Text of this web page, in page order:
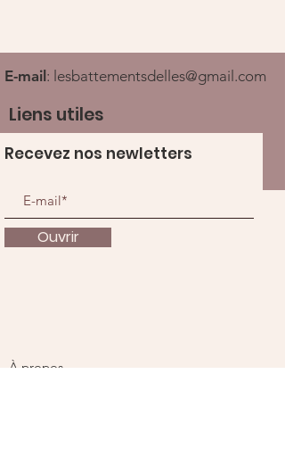
E-mail : lesbattementsdelles@gmail.com
Liens utiles
À propos
Recevez nos newletters
Ouvrir